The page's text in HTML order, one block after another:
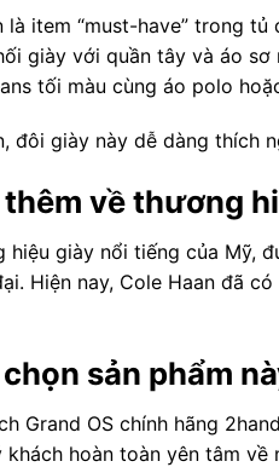
item “must-have” trong
giày với quần tây và áo
tối màu cùng áo polo
đôi giày này dễ dàng thích
về thương
hiệu giày nổi tiếng của Mỹ,
Hiện nay, Cole Haan đã
sản phẩm
Grand OS chính hãng
khách hoàn toàn yên tâm